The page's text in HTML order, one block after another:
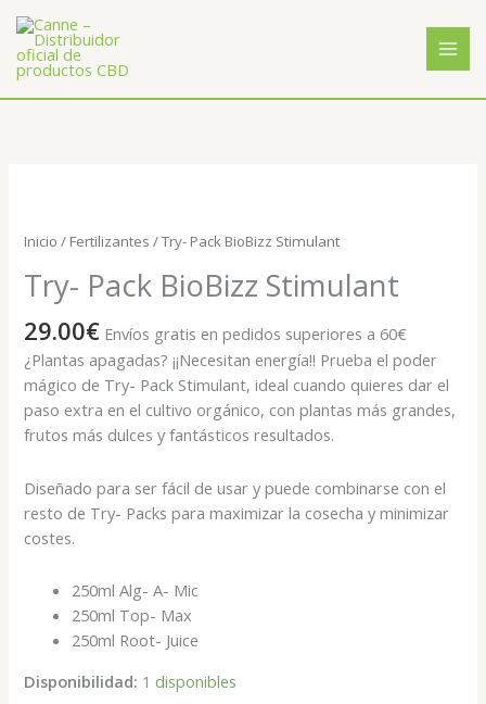
contenido
Inicio / Fertilizantes / Try- Pack BioBizz Stimulant
Try- Pack BioBizz Stimulant
29.00€ Envíos gratis en pedidos superiores a 60€
¿Plantas apagadas? ¡¡Necesitan energía!! Prueba el poder
mágico de Try- Pack Stimulant, ideal cuando quieres dar el
paso extra en el cultivo orgánico, con plantas más grandes,
frutos más dulces y fantásticos resultados.
Diseñado para ser fácil de usar y puede combinarse con el
resto de Try- Packs para maximizar la cosecha y minimizar
costes.
250ml Alg- A- Mic
250ml Top- Max
250ml Root- Juice
Disponibilidad: 1 disponibles
BioBizz
cantidad